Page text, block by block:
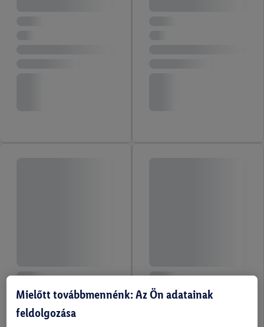
Mielőtt továbbmennénk: Az Ön adatainak
feldolgozása